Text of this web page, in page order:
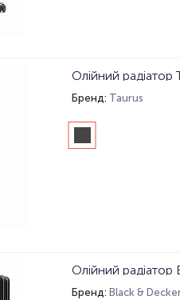
Олійний
Бренд: Taurus
Олійний радіатор
Бренд: Black &